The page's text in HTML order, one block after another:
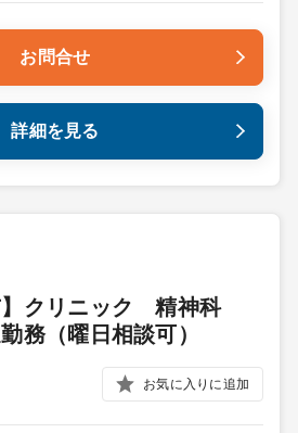
お問合せ
詳細を見る
】クリニック 精神科
務（曜日相談可）
お気に入りに追加